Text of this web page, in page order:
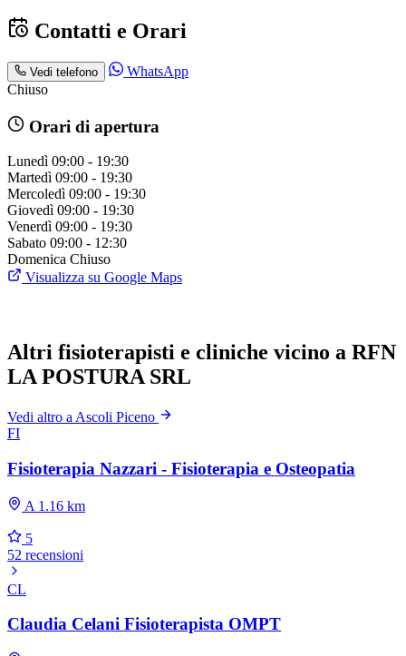
Contatti e Orari
Vedi telefono
WhatsApp
Chiuso
Orari di apertura
Lunedì 09:00 - 19:30
Martedì 09:00 - 19:30
Mercoledì 09:00 - 19:30
Giovedì 09:00 - 19:30
Venerdì 09:00 - 19:30
Sabato 09:00 - 12:30
Domenica Chiuso
Visualizza su Google Maps
Altri fisioterapisti e cliniche vicino a RFN
LA POSTURA SRL
Vedi altro a Ascoli Piceno
FI
Fisioterapia Nazzari - Fisioterapia e Osteopatia
A 1.16 km
5
52 recensioni
CL
Claudia Celani Fisioterapista OMPT